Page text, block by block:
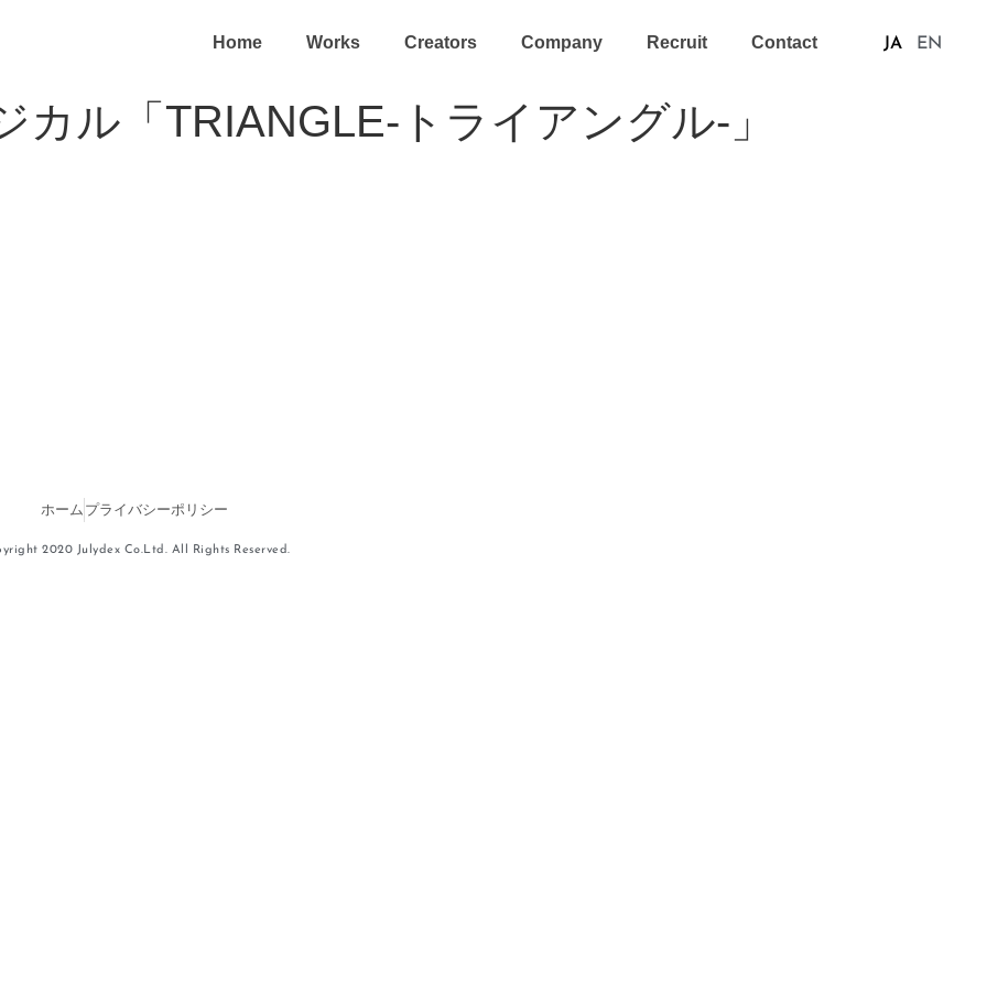
Home Works Creators Company Recruit Contact JA EN
カル「TRIANGLE-トライアングル-」
ホーム プライバシーポリシー
2020 Julydex Co.Ltd. All Rights Reserved.